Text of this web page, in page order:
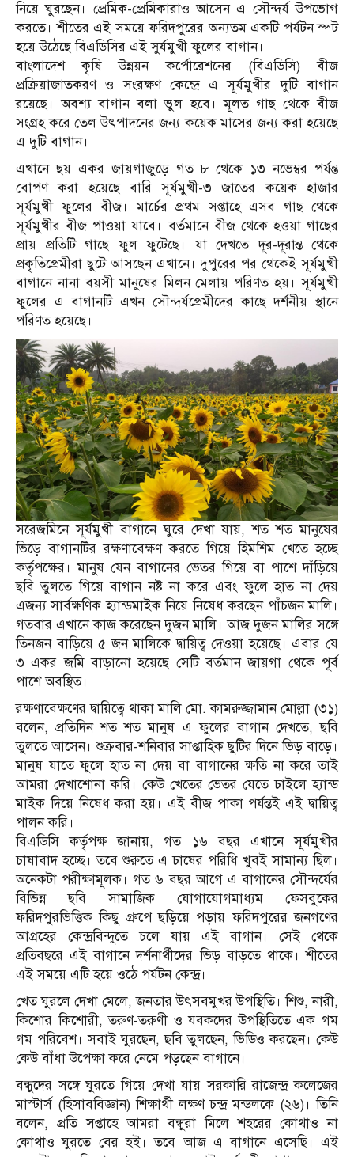
নিয়ে ঘুরছেন। প্রেমিক-প্রেমিকারাও আসেন এ সৌন্দর্য উপভোগ
করতে। শীতের এই সময়ে ফরিদপুরের অন্যতম একটি পর্যটন স্পট
হয়ে উঠেছে বিএডিসির এই সুর্যমুখী ফুলের বাগান।
বাংলাদেশ কৃষি উন্নয়ন কর্পোরেশনের (বিএডিসি) বীজ
প্রক্রিয়াজাতকরণ ও সংরক্ষণ কেন্দ্রে এ সূর্যমুখীর দুটি বাগান
রয়েছে। অবশ্য বাগান বলা ভুল হবে। মূলত গাছ থেকে বীজ
সংগ্রহ করে তেল উৎপাদনের জন্য কয়েক মাসের জন্য করা হয়েছে
এ দুটি বাগান।
এখানে ছয় একর জায়গাজুড়ে গত ৮ থেকে ১৩ নভেম্বর পর্যন্ত
বোপণ করা হয়েছে বারি সূর্যমুখী-৩ জাতের কয়েক হাজার
সূর্যমুখী ফুলের বীজ। মার্চের প্রথম সপ্তাহে এসব গাছ থেকে
সূর্যমুখীর বীজ পাওয়া যাবে। বর্তমানে বীজ থেকে হওয়া গাছের
প্রায় প্রতিটি গাছে ফুল ফুটেছে। যা দেখতে দূর-দূরান্ত থেকে
প্রকৃতিপ্রেমীরা ছুটে আসছেন এখানে। দুপুরের পর থেকেই সূর্যমুখী
বাগানে নানা বয়সী মানুষের মিলন মেলায় পরিণত হয়। সূর্যমুখী
ফুলের এ বাগানটি এখন সৌন্দর্যপ্রেমীদের কাছে দর্শনীয় স্থানে
পরিণত হয়েছে।
সরেজমিনে সূর্যমুখী বাগানে ঘুরে দেখা যায়, শত শত মানুষের
ভিড়ে বাগানটির রক্ষণাবেক্ষণ করতে গিয়ে হিমশিম খেতে হচ্ছে
কর্তৃপক্ষের। মানুষ যেন বাগানের ভেতর গিয়ে বা পাশে দাঁড়িয়ে
ছবি তুলতে গিয়ে বাগান নষ্ট না করে এবং ফুলে হাত না দেয়
এজন্য সার্বক্ষণিক হ্যান্ডমাইক নিয়ে নিষেধ করছেন পাঁচজন মালি।
গতবার এখানে কাজ করেছেন দুজন মালি। আজ দুজন মালির সঙ্গে
তিনজন বাড়িয়ে ৫ জন মালিকে দ্বায়িত্ব দেওয়া হয়েছে। এবার যে
৩ একর জমি বাড়ানো হয়েছে সেটি বর্তমান জায়গা থেকে পূর্ব
পাশে অবস্থিত।
রক্ষণাবেক্ষণের দ্বায়িত্বে থাকা মালি মো. কামরুজ্জামান মোল্লা (৩১)
বলেন, প্রতিদিন শত শত মানুষ এ ফুলের বাগান দেখতে, ছবি
তুলতে আসেন। শুক্রবার-শনিবার সাপ্তাহিক ছুটির দিনে ভিড় বাড়ে।
মানুষ যাতে ফুলে হাত না দেয় বা বাগানের ক্ষতি না করে তাই
আমরা দেখাশোনা করি। কেউ খেতের ভেতর যেতে চাইলে হ্যান্ড
মাইক দিয়ে নিষেধ করা হয়। এই বীজ পাকা পর্যন্তই এই দ্বায়িত্ব
পালন করি।
বিএডিসি কর্তৃপক্ষ জানায়, গত ১৬ বছর এখানে সূর্যমুখীর
চাষাবাদ হচ্ছে। তবে শুরুতে এ চাষের পরিধি খুবই সামান্য ছিল।
অনেকটা পরীক্ষামূলক। গত ৬ বছর আগে এ বাগানের সৌন্দর্যের
বিভিন্ন ছবি সামাজিক যোগাযোগমাধ্যম ফেসবুকের
ফরিদপুরভিত্তিক কিছু গ্রুপে ছড়িয়ে পড়ায় ফরিদপুরের জনগণের
আগ্রহের কেন্দ্রবিন্দুতে চলে যায় এই বাগান। সেই থেকে
প্রতিবছরে এই বাগানে দর্শনার্থীদের ভিড় বাড়তে থাকে। শীতের
এই সময়ে এটি হয়ে ওঠে পর্যটন কেন্দ্র।
খেত ঘুরলে দেখা মেলে, জনতার উৎসবমুখর উপস্থিতি। শিশু, নারী,
কিশোর কিশোরী, তরুণ-তরুণী ও যবকদের উপস্থিতিতে এক গম
গম পরিবেশ। সবাই ঘুরছেন, ছবি তুলছেন, ভিডিও করছেন। কেউ
কেউ বাঁধা উপেক্ষা করে নেমে পড়ছেন বাগানে।
বন্ধুদের সঙ্গে ঘুরতে গিয়ে দেখা যায় সরকারি রাজেন্দ্র কলেজের
মাস্টার্স (হিসাববিজ্ঞান) শিক্ষার্থী লক্ষণ চন্দ্র মন্ডলকে (২৬)। তিনি
বলেন, প্রতি সপ্তাহে আমরা বন্ধুরা মিলে শহরের কোথাও না
কোথাও ঘুরতে বের হই। তবে আজ এ বাগানে এসেছি। এই